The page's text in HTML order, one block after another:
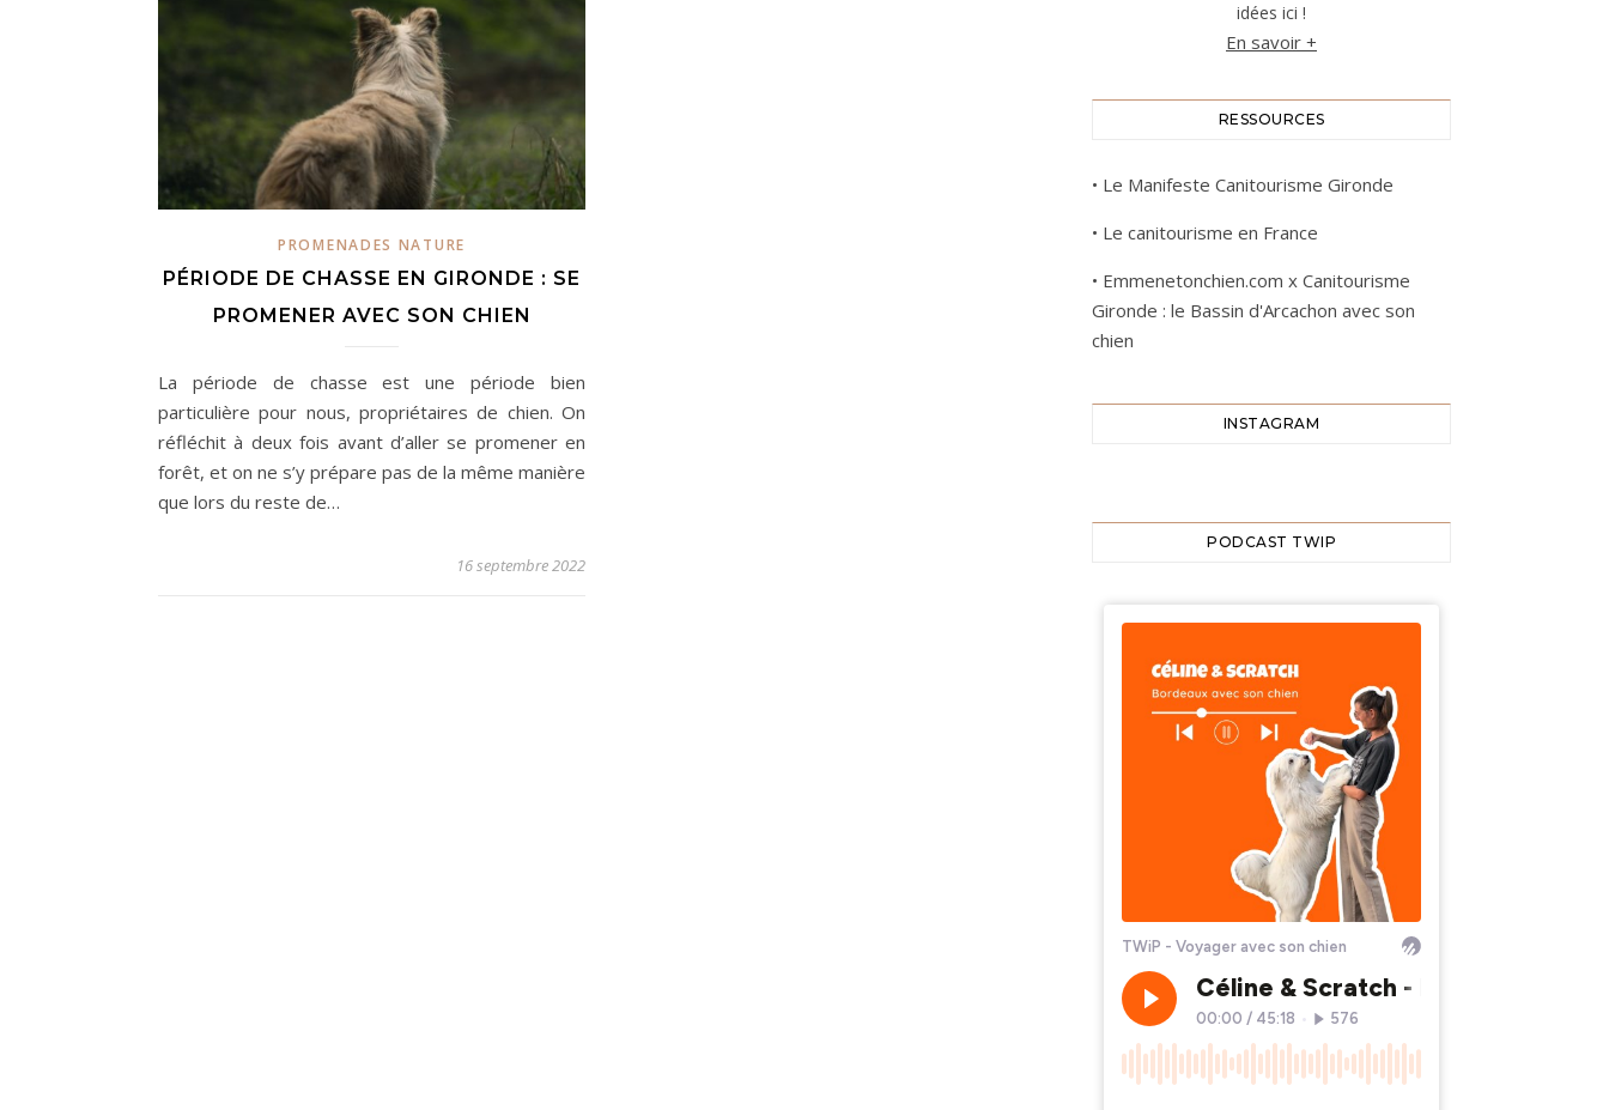
PROMENADES NATURE
PÉRIODE DE CHASSE EN GIRONDE : SE
PROMENER AVEC SON CHIEN
La période de chasse est une période bien
particulière pour nous, propriétaires de chien. On
réfléchit à deux fois avant d’aller se promener en
forêt, et on ne s’y prépare pas de la même manière
que lors du reste de…
16 septembre 2022
idées ici !
En savoir +
RESSOURCES
• Le Manifeste Canitourisme Gironde
• Le canitourisme en France
• Emmenetonchien.com x Canitourisme
Gironde : le Bassin d'Arcachon avec son
chien
INSTAGRAM
PODCAST TWIP